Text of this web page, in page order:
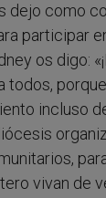
dejo como
participar
os digo:
todos,
incluso
vivan de